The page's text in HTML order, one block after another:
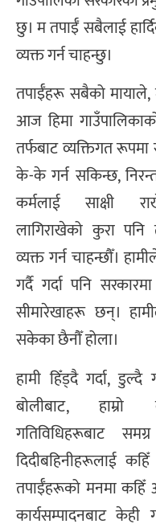
छु। म तपाईँ सबैलाई
व्यक्त गर्न चाहन्छु।
तपाईँहरू सबैको
आज हिमा
तर्फबाट व्यक्तिगत
के-के गर्न सकिन्छ,
कर्मलाई साक्षी
लागिराखेको कुरा
व्यक्त गर्न चाहन्छौँ।
गर्दै गर्दा पनि
सीमारेखाहरू छन्।
सकेका छैनौँ होला।
हामी हिँड्दै गर्दा, डुल्दै
बोलीबाट, हाम्रो
गतिविधिहरूबाट
दिदीबहिनीहरूलाई
तपाईँहरूको मनमा कहिँ
कार्यसम्पादनबाट